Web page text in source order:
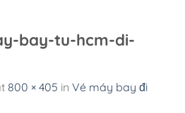
bay-tu-hcm-di-
800 × 405 in Vé máy bay đi